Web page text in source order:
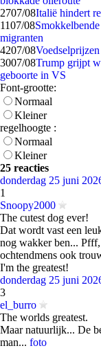
2707/08Italië hindert
1107/08
migranten
4207/08
3007/08Trump grijpt
geboorte in VS
Font-grootte:
Normaal
Kleiner
regelhoogte :
Normaal
Kleiner
25 reacties
donderdag 25 juni
1
Snoopy2000
The cutest dog ever!
Dat wordt vast een
nog wakker ben...
ochtendmens ook
I'm the greatest!
donderdag 25 juni
3
el_burro
The worlds greatest.
Maar natuurlijk... De
man... foto